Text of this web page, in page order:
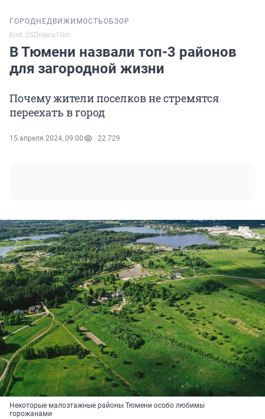
ГОРОД НЕДВИЖИМОСТЬОБЗОР
Erid: 2SDnjecu1Gm
В Тюмени назвали топ-3 районов
для загородной жизни
Почему жители поселков не стремятся
переехать в город
15 апреля 2024, 09:00 22 729
Некоторые малоэтажные районы Тюмени особо любимы
горожанами